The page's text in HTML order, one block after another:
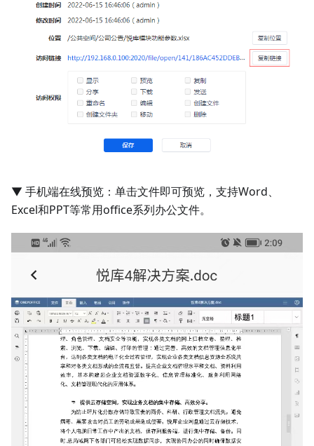
▼ 手机端在线预览：单击文件即可预览，支持Word、
Excel和PPT等常用office系列办公文件。